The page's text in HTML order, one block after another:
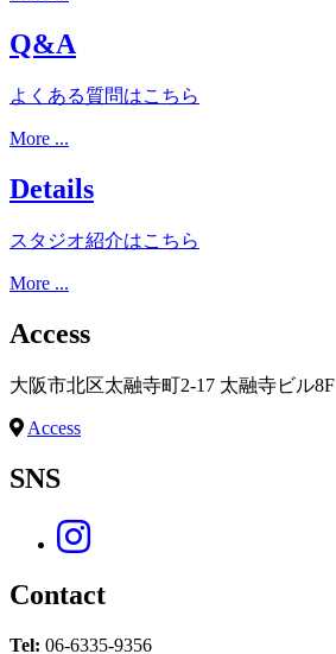
Q&A
よくある質問はこちら
More ...
Details
スタジオ紹介はこちら
More ...
Access
大阪市北区太融寺町2-17 太融寺ビル8F
Access
SNS
Contact
Tel: 06-6335-9356